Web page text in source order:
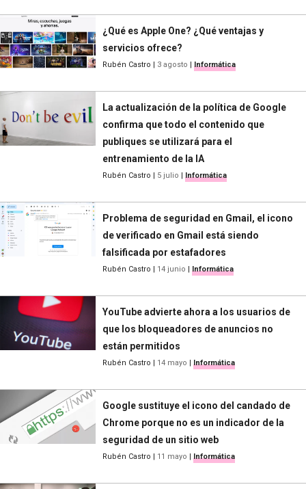
¿Qué es Apple One? ¿Qué ventajas y
servicios ofrece?
Rubén Castro 3 agosto Informática
La actualización de la política de Google
confirma que todo el contenido que
publiques se utilizará para el
entrenamiento de la IA
Rubén Castro 5 julio Informática
Problema de seguridad en Gmail, el icono
de verificado en Gmail está siendo
falsificada por estafadores
Rubén Castro 14 junio Informática
YouTube advierte ahora a los usuarios de
que los bloqueadores de anuncios no
están permitidos
Rubén Castro 14 mayo Informática
Google sustituye el icono del candado de
Chrome porque no es un indicador de la
seguridad de un sitio web
Rubén Castro 11 mayo Informática